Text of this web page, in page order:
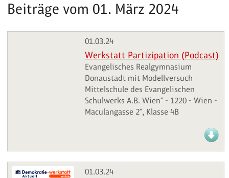
Beiträge vom 01. März 2024
01.03.24
Werkstatt Partizipation (Podcast)
Evangelisches Realgymnasium
Donaustadt mit Modellversuch
Mittelschule des Evangelischen
Schulwerks A.B. Wien" - 1220 - Wien -
Maculangasse 2", Klasse 4B
01.03.24